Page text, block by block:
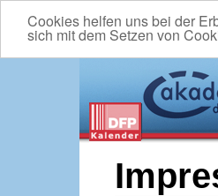
Cookies helfen uns bei der
sich mit dem Setzen von